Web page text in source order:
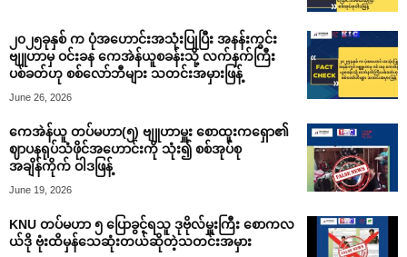
၂၀၂၅ခုနှစ် က ပုံအဟောင်းအသုံးပြုပြီး အနန်းကွင်း
ဗျူဟာမှ ဝင်းခန ကေအဲန်ယူစခန်းသို့ လက်နက်ကြီး
ပစ်ခတ်ဟု စစ်လော်ဘီများ သတင်းအမှားဖြန့်
June 26, 2026
ကေအဲန်ယူ တပ်မဟာ(၅) ဗျူဟာမှူး စောထူးကရှော၏
ဈာပနရုပ်သံဖိုင်အဟောင်းကို သုံး၍ စစ်အုပ်စု
အချိန်ကိုက် ဝါဒဖြန့်
June 19, 2026
KNU တပ်မဟာ ၅ ပြောခွင့်ရသူ ဒုဗိုလ်မှူးကြီး စောကလ
ယ်ဒို ဗုံးထိမှန်သေဆုံးတယ်ဆိုတဲ့သတင်းအမှား